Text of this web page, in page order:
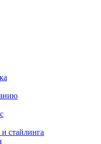
стайлинга